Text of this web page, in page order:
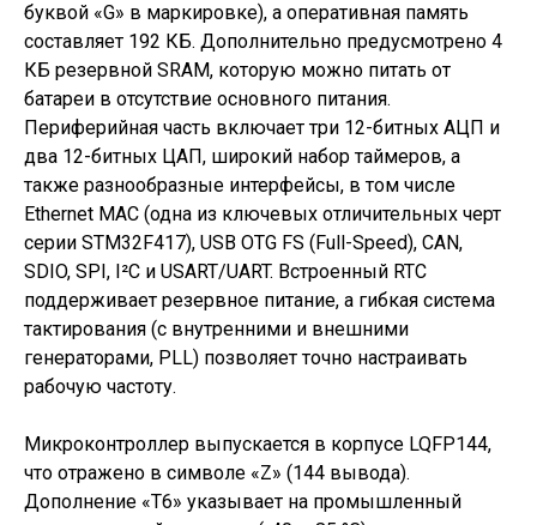
буквой «G» в маркировке), а оперативная память
составляет 192 КБ. Дополнительно предусмотрено 4
КБ резервной SRAM, которую можно питать от
батареи в отсутствие основного питания.
Периферийная часть включает три 12-битных АЦП и
два 12-битных ЦАП, широкий набор таймеров, а
также разнообразные интерфейсы, в том числе
Ethernet MAC (одна из ключевых отличительных черт
серии STM32F417), USB OTG FS (Full-Speed), CAN,
SDIO, SPI, I²C и USART/UART. Встроенный RTC
поддерживает резервное питание, а гибкая система
тактирования (с внутренними и внешними
генераторами, PLL) позволяет точно настраивать
рабочую частоту.
Микроконтроллер выпускается в корпусе LQFP144,
что отражено в символе «Z» (144 вывода).
Дополнение «T6» указывает на промышленный